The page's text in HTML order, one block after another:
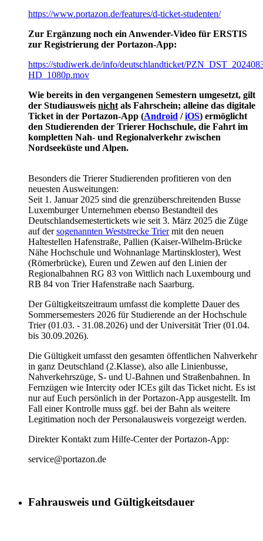
https://www.portazon.de/features/d-ticket-studenten/
Zur Ergänzung noch ein Anwender-Video für ERSTIS
zur Registrierung der Portazon-App:
https://studiwerk.de/info/deutschlandticket/
HD_1080p.mov
Wie bereits in den vergangenen Semestern umgesetzt, gilt
der Studiausweis nichtals Fahrschein; alleine das digitale
Ticket in der Portazon-App (Android /iOS) ermöglicht
den Studierenden der Trierer Hochschule, die Fahrt im
kompletten Nah- und Regionalverkehr zwischen
Nordseeküste und Alpen.
Besonders die Trierer Studierenden profitieren von den
neuesten Ausweitungen:
Seit 1. Januar 2025 sind die grenzüberschreitenden Busse
Luxemburger Unternehmen ebenso Bestandteil des
Deutschlandsemestertickets wie seit 3. März 2025 die Züge
auf dersogenannten Weststrecke Triermit den neuen
Haltestellen Hafenstraße, Pallien (Kaiser-Wilhelm-Brücke
Nähe Hochschule und Wohnanlage Martinskloster), West
(Römerbrücke), Euren und Zewen auf den Linien der
Regionalbahnen RG 83 von Wittlich nach Luxembourg und
RB 84 von Trier Hafenstraße nach Saarburg.
Der Gültigkeitszeitraum umfasst die komplette Dauer des
Sommersemesters 2026 für Studierende an der Hochschule
Trier (01.03. - 31.08.2026) und der Universität Trier (01.04.
bis 30.09.2026).
Die Gültigkeit umfasst den gesamten öffentlichen Nahverkehr
in ganz Deutschland (2.Klasse), also alle Linienbusse,
Nahverkehrszüge, S- und U-Bahnen und Straßenbahnen. In
Fernzügen wie Intercity oder ICEs gilt das Ticket nicht. Es ist
nur auf Euch persönlich in der Portazon-App ausgestellt. Im
Fall einer Kontrolle muss ggf. bei der Bahn als weitere
Legitimation noch der Personalausweis vorgezeigt werden.
Direkter Kontakt zum Hilfe-Center der Portazon-App:
service@portazon.de
Fahrausweis und Gültigkeitsdauer